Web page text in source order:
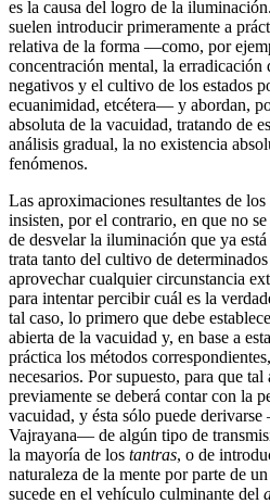
es la causa del logro de la
suelen introducir primeramente a
relativa de la forma ―como, por
concentración mental, la erradicación
negativos y el cultivo de los estados
ecuanimidad, etcétera― y abordan,
absoluta de la vacuidad, tratando de
análisis gradual, la no existencia
fenómenos.
Las aproximaciones resultantes de
insisten, por el contrario, en que no
de desvelar la iluminación que ya
trata tanto del cultivo de
aprovechar cualquier circunstancia
para intentar percibir cuál es la
tal caso, lo primero que debe
abierta de la vacuidad y, en base a
práctica los métodos
necesarios. Por supuesto, para que tal
previamente se deberá contar con la
vacuidad, y ésta sólo puede
Vajrayana― de algún tipo de
la mayoría de los tantras, o de
naturaleza de la mente por parte de
sucede en el vehículo culminante del